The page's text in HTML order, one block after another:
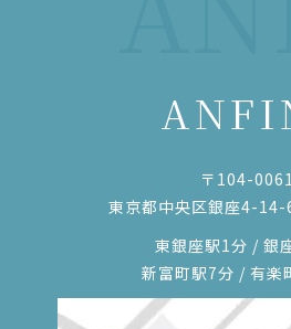
〒104-0061
東京都中央区銀座4-14-
東銀座駅1分 / 銀
新富町駅7分 / 有楽